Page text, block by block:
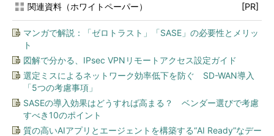
関連資料（ホワイトペーパー） [PR]
マンガで解説：「ゼロトラスト」「SASE」の必要性とメリッ
ト
図解で分かる、IPsec VPNリモートアクセス設定ガイド
選定ミスによるネットワーク効率低下を防ぐ SD-WAN導入
「5つの考慮事項」
SASEの導入効果はどうすれば高まる？ ベンダー選びで考慮
すべき10のポイント
質の高いAIアプリとエージェントを構築する“AI Ready”なデー